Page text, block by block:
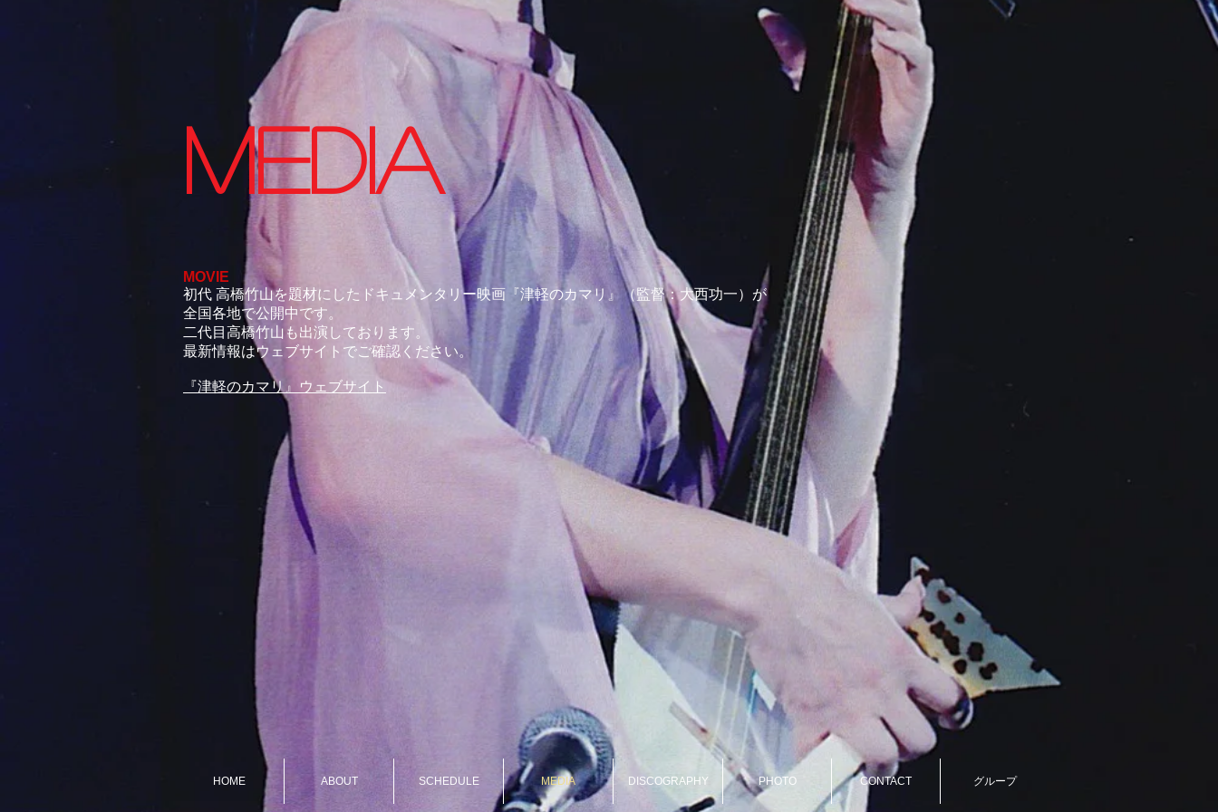
MEDIA
MOVIE
初代 高橋竹山を題材にしたドキュメンタリー映画『津軽のカマリ』（監督：大西功一）が
全国各地で公開中です。
二代目高橋竹山も出演しております。
最新情報はウェブサイトでご確認ください。
『津軽のカマリ』ウェブサイト
HOME ABOUT SCHEDULE MEDIA DISCOGRAPHY PHOTO CONTACT グループ